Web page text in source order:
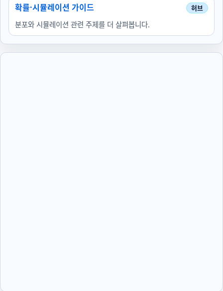
확률·시뮬레이션 가이드
분포와 시뮬레이션 관련 주제를 더 살펴봅니다.